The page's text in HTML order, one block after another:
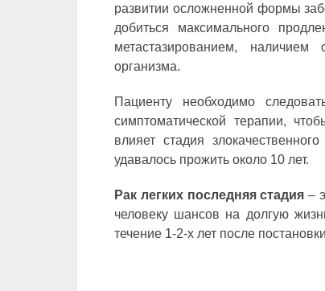
развитии осложненной формы
добиться максимального
метастазированием,
организма.
Пациенту необходимо
симптоматической терапии,
влияет стадия
удавалось прожить около 10 лет.
Рак легких последняя стадия –
человеку шансов на долгую
течение 1-2-х лет после